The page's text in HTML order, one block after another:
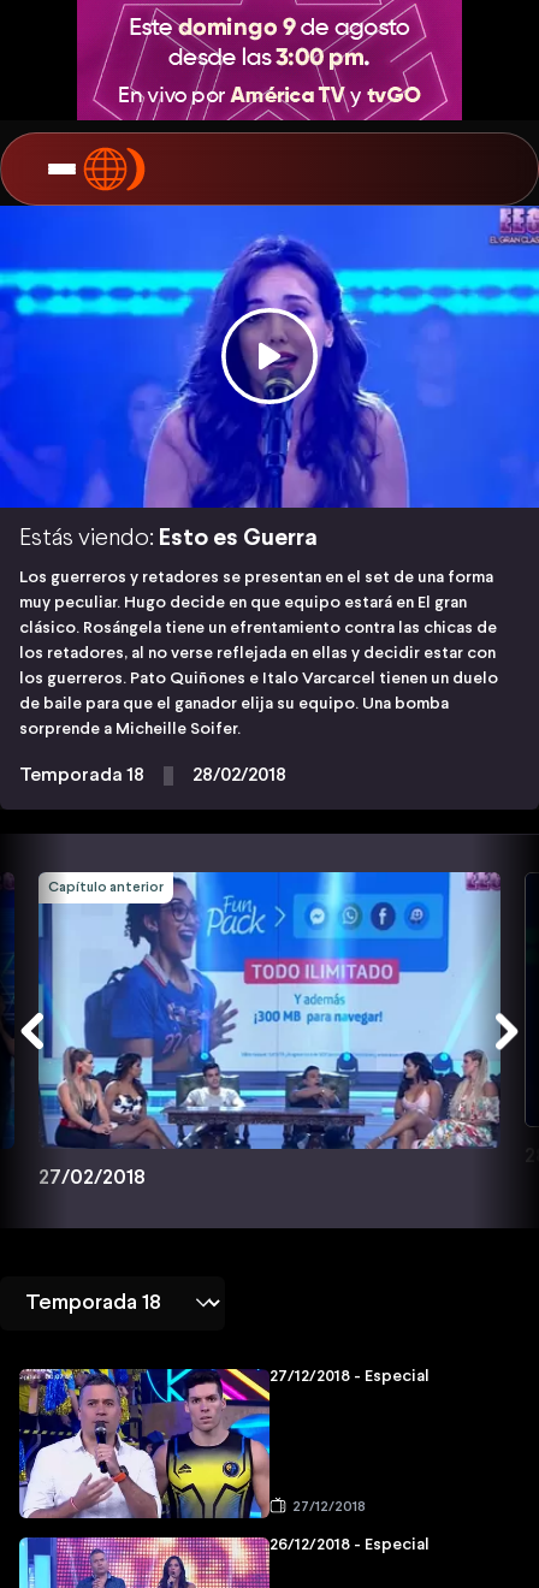
Estás viendo: Esto es Guerra
Los guerreros y retadores se presentan en el set de una forma
muy peculiar. Hugo decide en que equipo estará en El gran
clásico. Rosángela tiene un efrentamiento contra las chicas de
los retadores, al no verse reflejada en ellas y decidir estar con
los guerreros. Pato Quiñones e Italo Varcarcel tienen un duelo
de baile para que el ganador elija su equipo. Una bomba
sorprende a Micheille Soifer.
Temporada 18 28/02/2018
Capítulo anterior
27/02/2018
27/12/2018 - Especial
27/12/2018
26/12/2018 - Especial